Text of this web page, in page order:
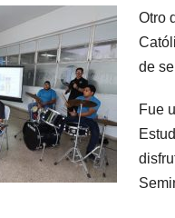
Otro
de
Fue